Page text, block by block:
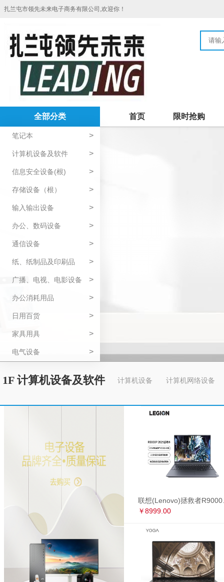
扎兰屯市领先未来电子商务有限公司,欢迎你！
全部分类
笔记本 >
计算机设备及软件 >
信息安全设备(根) >
存储设备（根） >
输入输出设备 >
办公、数码设备 >
通信设备 >
纸、纸制品及印刷品 >
广播、电视、电影设备 >
办公消耗用品 >
日用百货 >
家具用具 >
电气设备 >
首页 限时抢购
1F 计算机设备及软件 计算机设备 计算机网络设备
￥8999.00